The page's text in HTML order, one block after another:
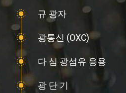
규 광자
광통신 (OXC)
다 심 광섬유 응용
광 단 기